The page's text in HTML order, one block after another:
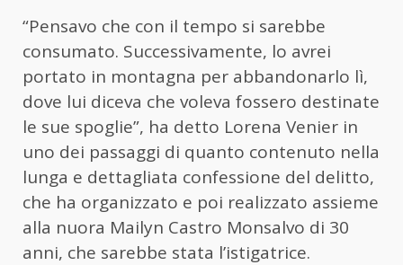
“Pensavo che con il tempo si sarebbe
consumato. Successivamente, lo avrei
portato in montagna per abbandonarlo lì,
dove lui diceva che voleva fossero destinate
le sue spoglie”, ha detto Lorena Venier in
uno dei passaggi di quanto contenuto nella
lunga e dettagliata confessione del delitto,
che ha organizzato e poi realizzato assieme
alla nuora Mailyn Castro Monsalvo di 30
anni, che sarebbe stata l’istigatrice.